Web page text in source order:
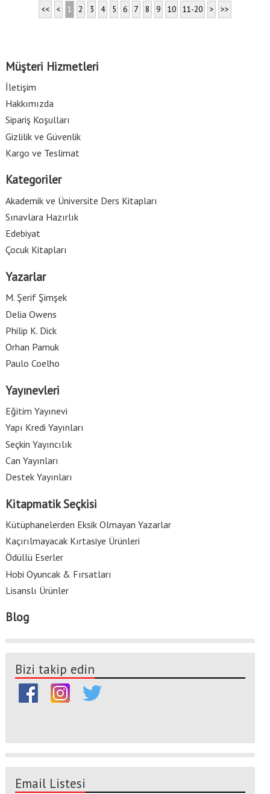
<< < 1 2 3 4 5 6 7 8 9 10 11-20 > >>
Müşteri Hizmetleri
İletişim
Hakkımızda
Sipariş Koşulları
Gizlilik ve Güvenlik
Kargo ve Teslimat
Kategoriler
Akademik ve Üniversite Ders Kitapları
Sınavlara Hazırlık
Edebiyat
Çocuk Kitapları
Yazarlar
M. Şerif Şimşek
Delia Owens
Philip K. Dick
Orhan Pamuk
Paulo Coelho
Yayınevleri
Eğitim Yayınevi
Yapı Kredi Yayınları
Seçkin Yayıncılık
Can Yayınları
Destek Yayınları
Kitapmatik Seçkisi
Kütüphanelerden Eksik Olmayan Yazarlar
Kaçırılmayacak Kırtasiye Ürünleri
Ödüllü Eserler
Hobi Oyuncak & Fırsatları
Lisanslı Ürünler
Blog
Bizi takip edin
Email Listesi